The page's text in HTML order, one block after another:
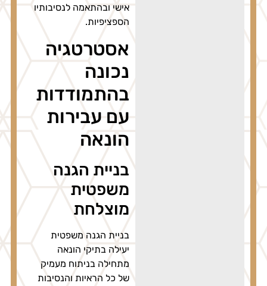
אישי ובהתאמה לנסיבותיו
הספציפיות.
אסטרטגיה
נכונה
בהתמודדות
עם עבירות
הונאה
בניית הגנה
משפטית
מוצלחת
בניית הגנה משפטית
יעילה בתיקי הונאה
מתחילה בניתוח מעמיק
של כל הראיות והנסיבות